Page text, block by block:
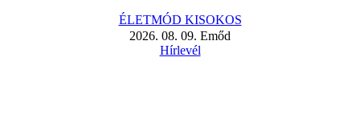
ÉLETMÓD KISOKOS
2026. 08. 09. Emőd
Hírlevél